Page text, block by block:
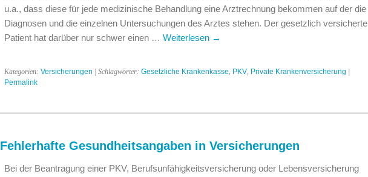
u.a., dass diese für jede medizinische Behandlung eine Arztrechnung bekommen auf der die
Diagnosen und die einzelnen Untersuchungen des Arztes stehen. Der gesetzlich versicherte
Patient hat darüber nur schwer einen … Weiterlesen →
Kategorien: Versicherungen | Schlagwörter: Gesetzliche Krankenkasse, PKV, Private Krankenversicherung
Permalink
Fehlerhafte Gesundheitsangaben in Versicherungen
Bei der Beantragung einer PKV, Berufsunfähigkeitsversicherung oder Lebensversicherung